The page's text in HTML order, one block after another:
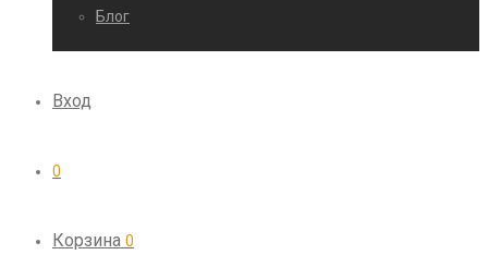
Блог
Вход
0
Корзина 0